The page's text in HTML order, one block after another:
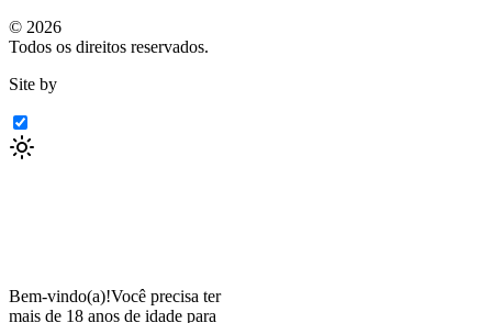
© 2026
Todos os direitos reservados.
Site by
Bem-vindo(a)!Você precisa ter
mais de 18 anos de idade para